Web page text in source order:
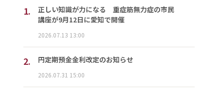
1.
正しい知識が力になる 重症筋無力症の市民
講座が9月12日に愛知で開催
2026.07.13 13:00
2. 円定期預金金利改定のお知らせ
2026.07.31 15:00